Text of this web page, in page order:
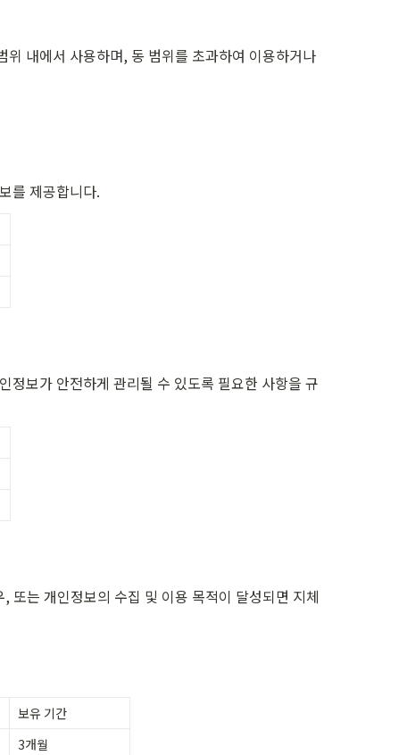
내에서 사용하며, 동 범위를 초과하여 이용하거나
를 제공합니다.
정보가 안전하게 관리될 수 있도록 필요한 사항을 규
는 개인정보의 수집 및 이용 목적이 달성되면 지체
보유 기간
3개월